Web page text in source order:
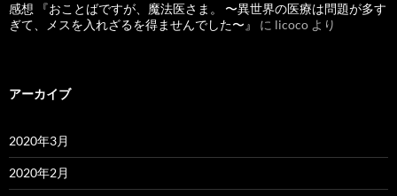
感想 『おことばですが、魔法医さま。 〜異世界の医療は問題が多す
ぎて、メスを入れざるを得ませんでした〜』
に licoco より
アーカイブ
2020年3月
2020年2月